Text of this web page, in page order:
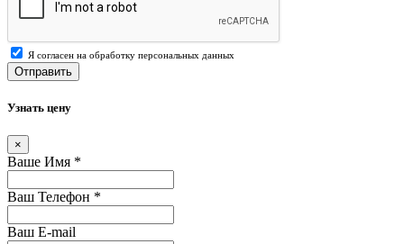
Я согласен на обработку персональных данных
Отправить
Узнать цену
×
Ваше Имя *
Ваш Телефон *
Ваш E-mail